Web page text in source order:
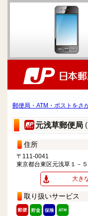
郵便局・ATM・ポストをさ
元浅草郵便局
住所
〒111-0041
東京都台東区元浅草１－５
大き
取り扱いサービス